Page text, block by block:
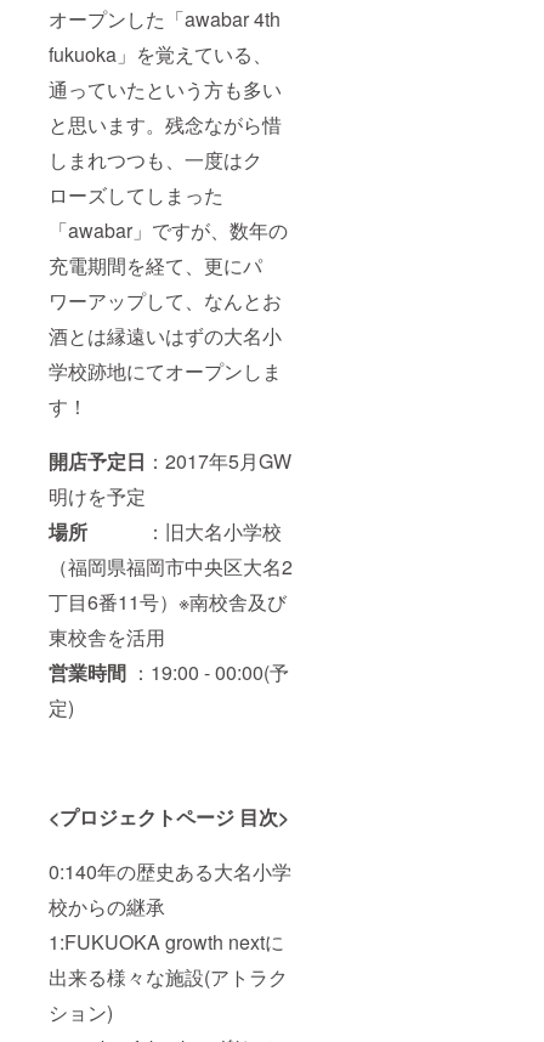
オープンした「awabar 4th
fukuoka」を覚えている、
通っていたという方も多い
と思います。残念ながら惜
しまれつつも、一度はク
ローズしてしまった
「awabar」ですが、数年の
充電期間を経て、更にパ
ワーアップして、なんとお
酒とは縁遠いはずの大名小
学校跡地にてオープンしま
す！
開店予定日 ：2017年5月GW
明けを予定
場所 ：旧大名小学校
（福岡県福岡市中央区大名2
丁目6番11号）※南校舎及び
東校舎を活用
営業時間 ：19:00 - 00:00(予
定)
<プロジェクトページ 目次>
0:140年の歴史ある大名小学
校からの継承
1:FUKUOKA growth nextに
出来る様々な施設(アトラク
ション)